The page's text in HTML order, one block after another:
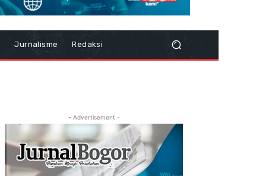
Jurnalisme Redaksi
- Advertisement -